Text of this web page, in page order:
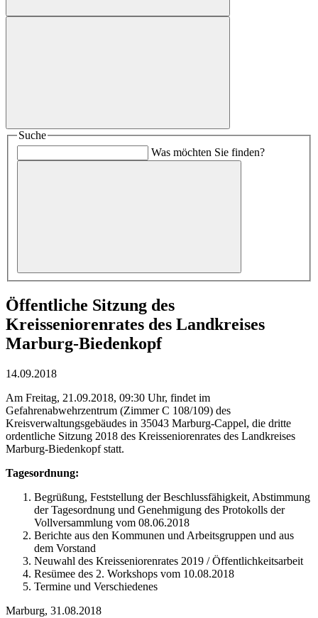
Suche
Was möchten Sie finden?
Öffentliche Sitzung des
Kreisseniorenrates des Landkreises
Marburg-Biedenkopf
14.09.2018
Am Freitag, 21.09.2018, 09:30 Uhr, findet im
Gefahrenabwehrzentrum (Zimmer C 108/109) des
Kreisverwaltungsgebäudes in 35043 Marburg-Cappel, die dritte
ordentliche Sitzung 2018 des Kreisseniorenrates des Landkreises
Marburg-Biedenkopf statt.
Tagesordnung:
Begrüßung, Feststellung der Beschlussfähigkeit, Abstimmung
der Tagesordnung und Genehmigung des Protokolls der
Vollversammlung vom 08.06.2018
Berichte aus den Kommunen und Arbeitsgruppen und aus
dem Vorstand
Neuwahl des Kreisseniorenrates 2019 / Öffentlichkeitsarbeit
Resümee des 2. Workshops vom 10.08.2018
Termine und Verschiedenes
Marburg, 31.08.2018